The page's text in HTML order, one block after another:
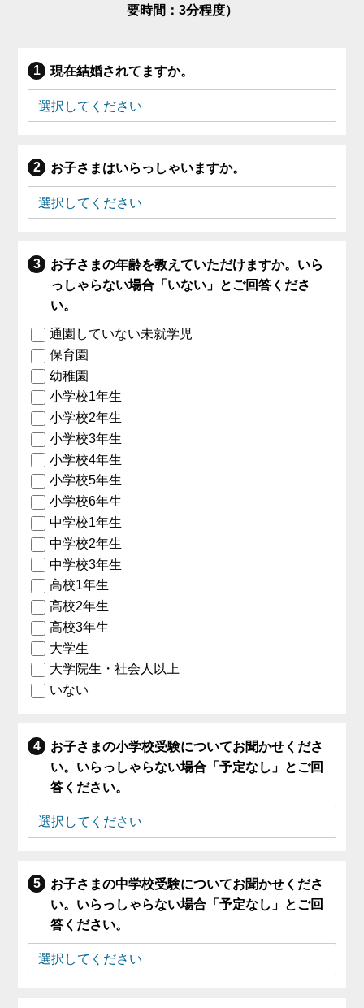
要時間：3分程度）
現在結婚されてますか。
お子さまはいらっしゃいますか。
お子さまの年齢を教えていただけますか。いら
っしゃらない場合「いない」とご回答くださ
い。
通園していない未就学児
保育園
幼稚園
小学校1年生
小学校2年生
小学校3年生
小学校4年生
小学校5年生
小学校6年生
中学校1年生
中学校2年生
中学校3年生
高校1年生
高校2年生
高校3年生
大学生
大学院生・社会人以上
いない
お子さまの小学校受験についてお聞かせくださ
い。いらっしゃらない場合「予定なし」とご回
答ください。
お子さまの中学校受験についてお聞かせくださ
い。いらっしゃらない場合「予定なし」とご回
答ください。